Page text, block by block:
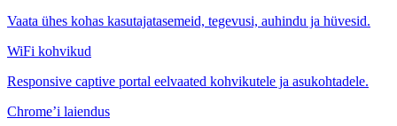
Vaata ühes kohas kasutajatasemeid, tegevusi, auhindu ja hüvesid.
WiFi kohvikud
Responsive captive portal eelvaated kohvikutele ja asukohtadele.
Chrome’i laiendus